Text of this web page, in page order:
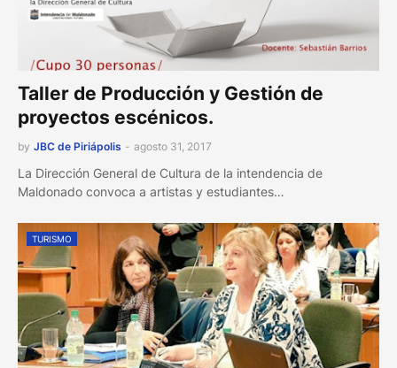
Taller de Producción y Gestión de
proyectos escénicos.
by JBC de Piriápolis - agosto 31, 2017
La Dirección General de Cultura de la intendencia de
Maldonado convoca a artistas y estudiantes…
TURISMO